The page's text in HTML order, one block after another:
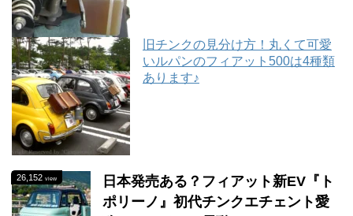
旧チンクの見分け方！丸くて可愛
いルパンのフィアット500は4種類
あります♪
26,152 view
日本発売ある？フィアット新EV『ト
ポリーノ』初代チンクエチェント愛